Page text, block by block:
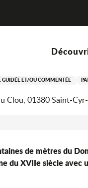
30 août à
du
GUIDÉE ET/OU COMMENTÉE
Clou, 01380 Saint-
de mètres du
du XVIIe siècle avec